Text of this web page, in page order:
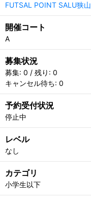
FUTSAL POINT SALU狭山
開催コート
A
募集状況
募集: 0 / 残り: 0
キャンセル待ち: 0
予約受付状況
停止中
レベル
なし
カテゴリ
小学生以下